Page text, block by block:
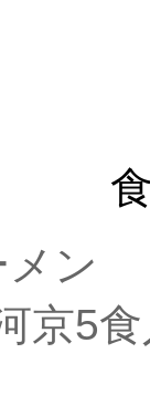
京5食